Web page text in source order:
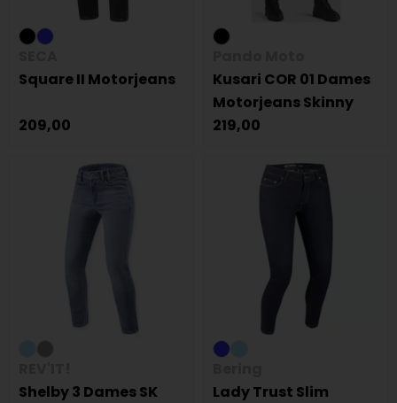
Square II Motorjeans
209,00
Kusari COR 01 Dames
Motorjeans Skinny
219,00
Shelby 3 Dames SK
Lady Trust Slim